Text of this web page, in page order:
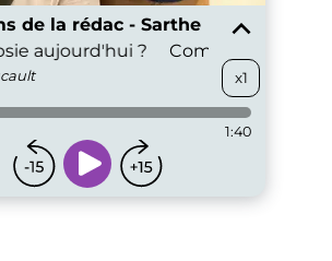
de la rédac - Sarthe
aujourd'hui ?
Comment
x1
1:40
...